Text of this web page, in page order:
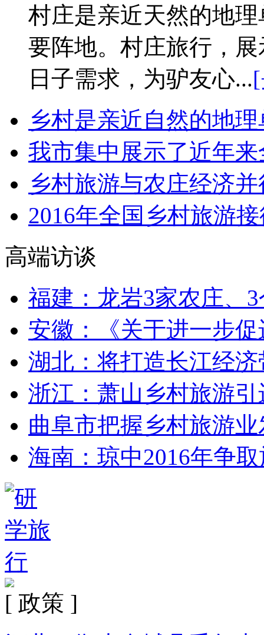
村庄是亲近天然的地
要阵地。村庄旅行，
日子需求，为驴友心...
乡村是亲近自然的地
我市集中展示了近年来
乡村旅游与农庄经济
2016年全国乡村旅游
高端访谈
福建：龙岩3家农庄、
安徽：《关于进一步促
湖北：将打造长江经济
浙江：萧山乡村旅游引
曲阜市把握乡村旅游业
海南：琼中2016年争
[ 政策 ]